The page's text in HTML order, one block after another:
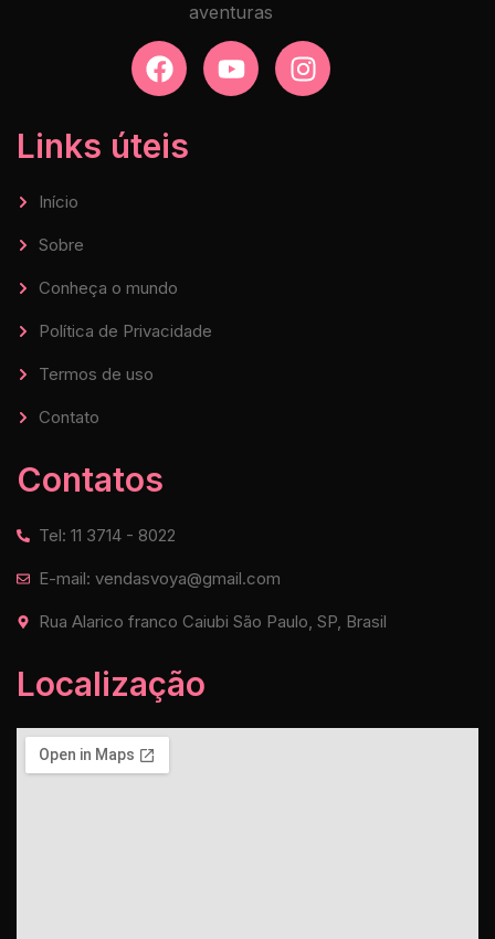
aventuras
Links úteis
Início
Sobre
Conheça o mundo
Política de Privacidade
Termos de uso
Contato
Contatos
Tel: 11 3714 - 8022
E-mail: vendasvoya@gmail.com
Rua Alarico franco Caiubi São Paulo, SP, Brasil
Localização